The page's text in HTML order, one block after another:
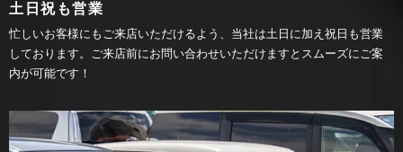
土日祝も営業
忙しいお客様にもご来店いただけるよう、当社は土日に加え祝日も営業
しております。ご来店前にお問い合わせいただけますとスムーズにご案
内が可能です！